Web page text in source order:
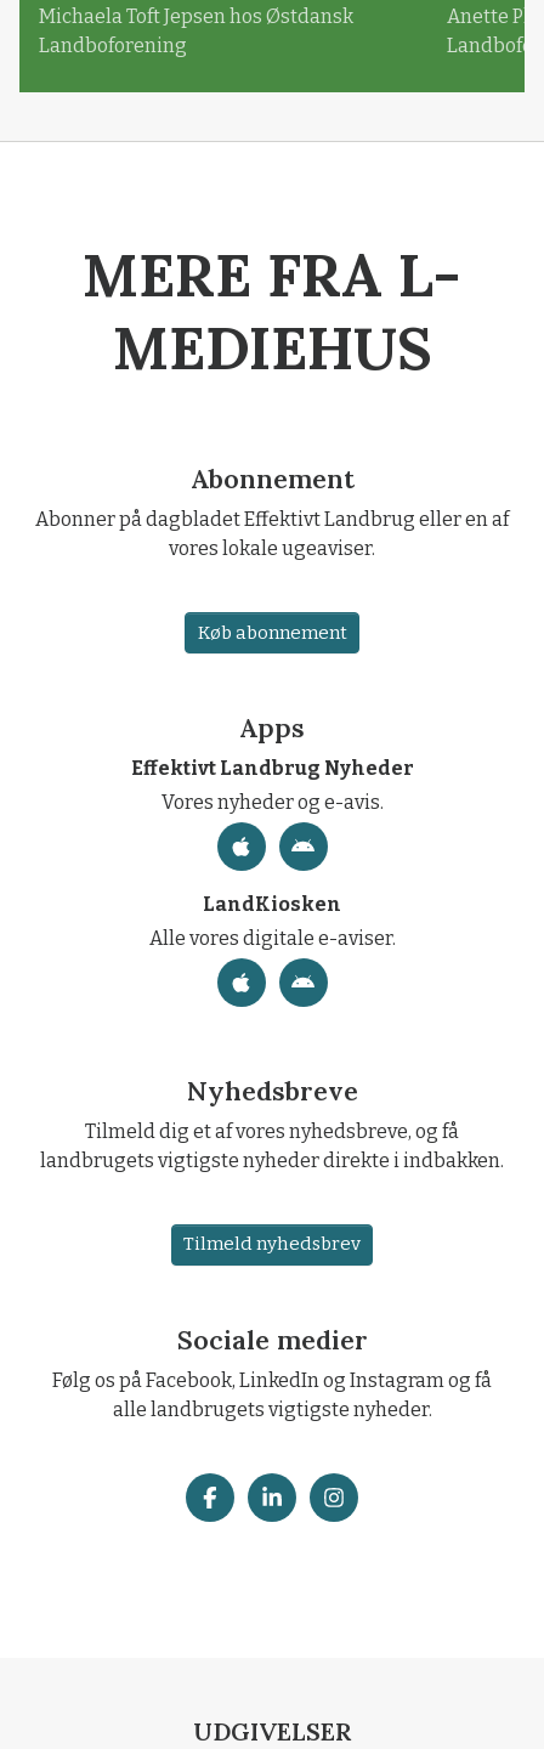
Michaela Toft Jepsen hos Østdansk
Landboforening
Anette
MERE FRA L-
MEDIEHUS
Abonnement
Abonner på dagbladet Effektivt Landbrug eller en af
vores lokale ugeaviser.
Køb abonnement
Apps
Effektivt Landbrug Nyheder
Vores nyheder og e-avis.
LandKiosken
Alle vores digitale e-aviser.
Nyhedsbreve
Tilmeld dig et af vores nyhedsbreve, og få
landbrugets vigtigste nyheder direkte i indbakken.
Tilmeld nyhedsbrev
Sociale medier
Følg os på Facebook, LinkedIn og Instagram og få
alle landbrugets vigtigste nyheder.
UDGIVELSER